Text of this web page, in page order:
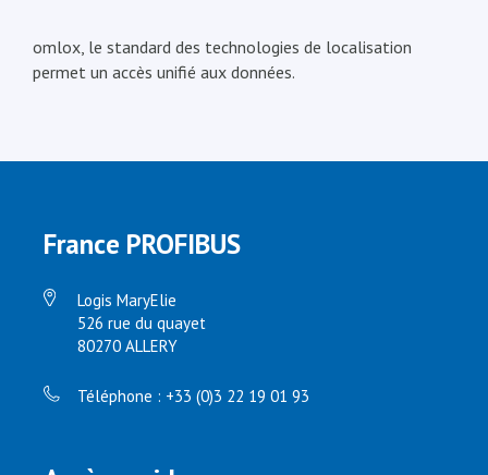
omlox, le standard des technologies de localisation
permet un accès unifié aux données.
France PROFIBUS
Logis MaryElie
526 rue du quayet
80270 ALLERY
Téléphone : +33 (0)3 22 19 01 93